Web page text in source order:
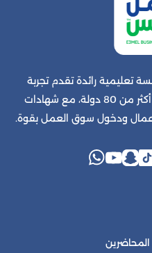
تعليمية رائدة تقدم تجربة
تدريبية متكاملة للمشتركين في أكثر من 80 دولة، مع شهادات
ودخول سوق العمل بقوة.
المحاضرين